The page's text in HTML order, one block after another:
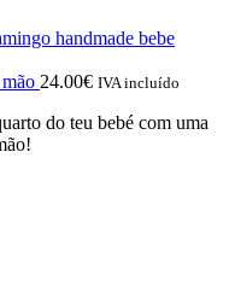
24.00€ IVA incluído
do teu bebé com uma